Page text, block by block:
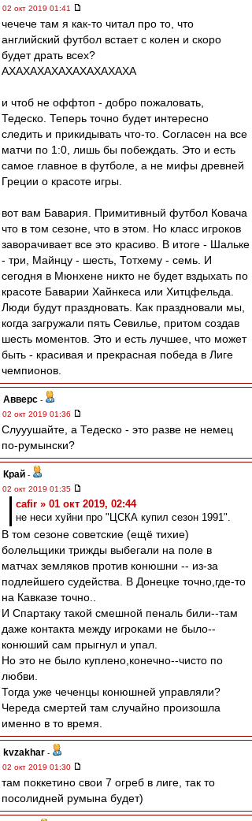
02 окт 2019 01:41
чечече там я как-то читал про то, что
английский футбол встает с колен и скоро
будет драть всех?
АХАХАХАХАХАХАХАХАХА
и чтоб не оффтоп - добро пожаловать,
Тедеско. Теперь точно будет интересно
следить и прикидывать что-то. Согласен на все
матчи по 1:0, лишь бы побеждать. Это и есть
самое главное в футболе, а не мифы древней
Греции о красоте игры.
вот вам Бавария. Примитивный футбол Ковача
что в том сезоне, что в этом. Но класс игроков
заворачивает все это красиво. В итоге - Шальке
- три, Майнцу - шесть, Тотхему - семь. И
сегодня в Мюнхене никто не будет вздыхать по
красоте Баварии Хайнкеса или Хитцфельда.
Люди будут праздновать. Как праздновали мы,
когда загружали пять Севилье, притом создав
шесть моментов. Это и есть лучшее, что может
быть - красивая и прекрасная победа в Лиге
чемпионов.
Авверс -
02 окт 2019 01:36
Слууушайте, а Тедеско - это разве не немец
по-румынски?
Край -
02 окт 2019 01:35
cafir » 01 окт 2019, 02:44
не неси хуйни про "ЦСКА купил сезон 1991".
В том сезоне советские (ещё тихие)
болельщики трижды выбегали на поле в
матчах земляков против конюшни -- из-за
подлейшего судейства. В Донецке точно,где-то
на Кавказе точно..
И Спартаку такой смешной пеналь били--там
даже контакта между игроками не было--
конюший сам прыгнул и упал.
Но это не было куплено,конечно--чисто по
любви.
Тогда уже чеченцы конюшней управляли?
Череда смертей там случайно произошла
именно в то время.
kvzakhar -
02 окт 2019 01:30
там поккетино свои 7 огреб в лиге, так то
посолидней румына будет)